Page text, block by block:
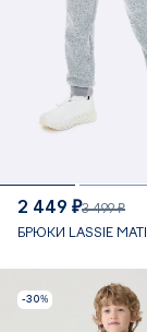
2 449 ₽3 499 ₽
БРЮКИ LASSIE MATI
-30%